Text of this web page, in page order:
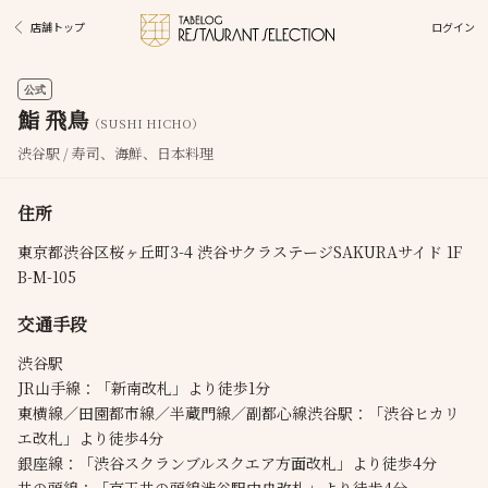
店舗トップ ログイン
公式
鮨 飛鳥（SUSHI HICHO）
渋谷駅 / 寿司、海鮮、日本料理
住所
東京都渋谷区桜ヶ丘町3-4 渋谷サクラステージSAKURAサイド 1F
B-M-105
交通手段
渋谷駅
JR山手線：「新南改札」より徒歩1分
東横線／田園都市線／半蔵門線／副都心線渋谷駅：「渋谷ヒカリ
エ改札」より徒歩4分
銀座線：「渋谷スクランブルスクエア方面改札」より徒歩4分